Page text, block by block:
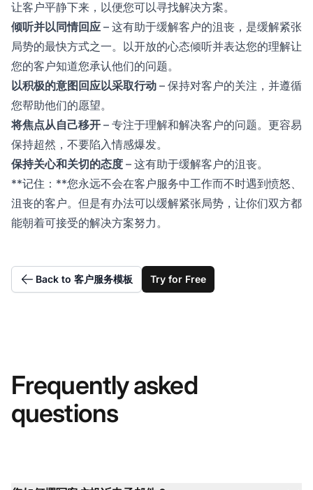
让客户平静下来，以便您可以寻找解决方案。
倾听并以同情回应 – 这有助于缓解客户的沮丧，是缓解紧张
局势的最快方式之一。以开放的心态倾听并表达您的理解让
您的客户知道您承认他们的问题。
以积极的意图回应以采取行动 – 保持对客户的关注，并遵循
您帮助他们的愿望。
将焦点从自己移开 – 专注于理解和解决客户的问题。更容易
保持超然，不要陷入情感爆发。
保持关心和关切的态度 – 这有助于缓解客户的沮丧。
**记住：**您永远不会在客户服务中工作而不时遇到愤怒、
沮丧的客户。但是有办法可以缓解紧张局势，让你们双方都
能朝着可接受的解决方案努力。
Back to 客户服务模板 Try for Free
Frequently asked
questions